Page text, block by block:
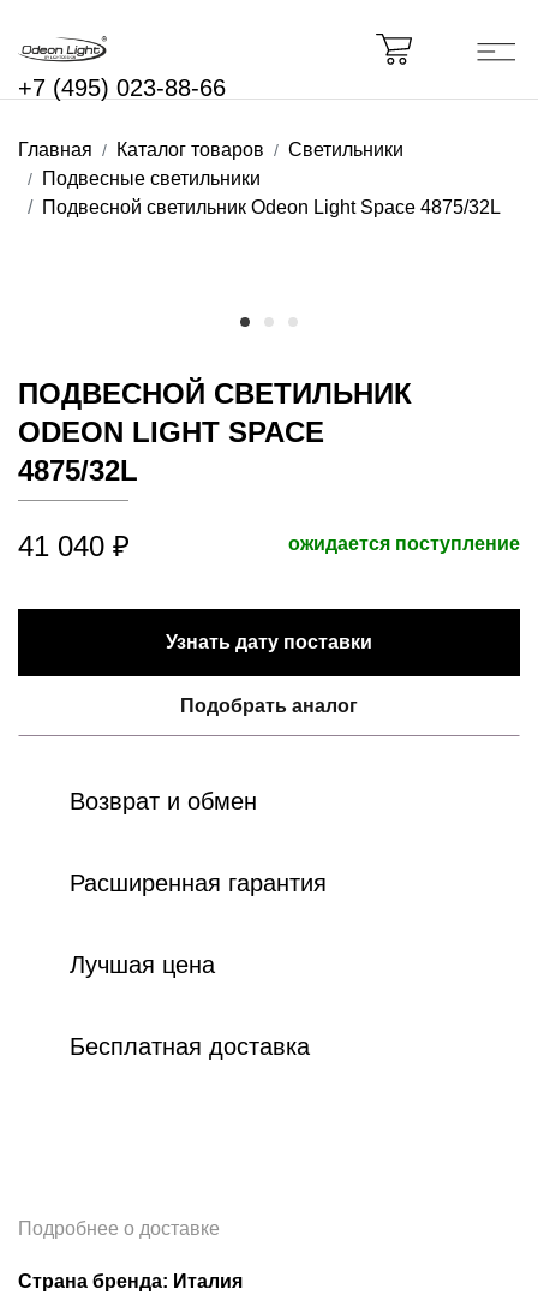
+7 (495) 023-88-66
Главная Каталог товаров
Светильники
Подвесные светильники
Подвесной светильник Odeon Light Space 4875/32L
ПОДВЕСНОЙ СВЕТИЛЬНИК
ODEON LIGHT SPACE
4875/32L
41 040 ₽ ожидается поступление
Узнать дату поставки
Подобрать аналог
Возврат и обмен
Расширенная гарантия
Лучшая цена
Бесплатная доставка
Подробнее о доставке
Страна бренда: Италия